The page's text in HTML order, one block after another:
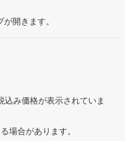
開きます。
み価格が表示されていま
場合があります。